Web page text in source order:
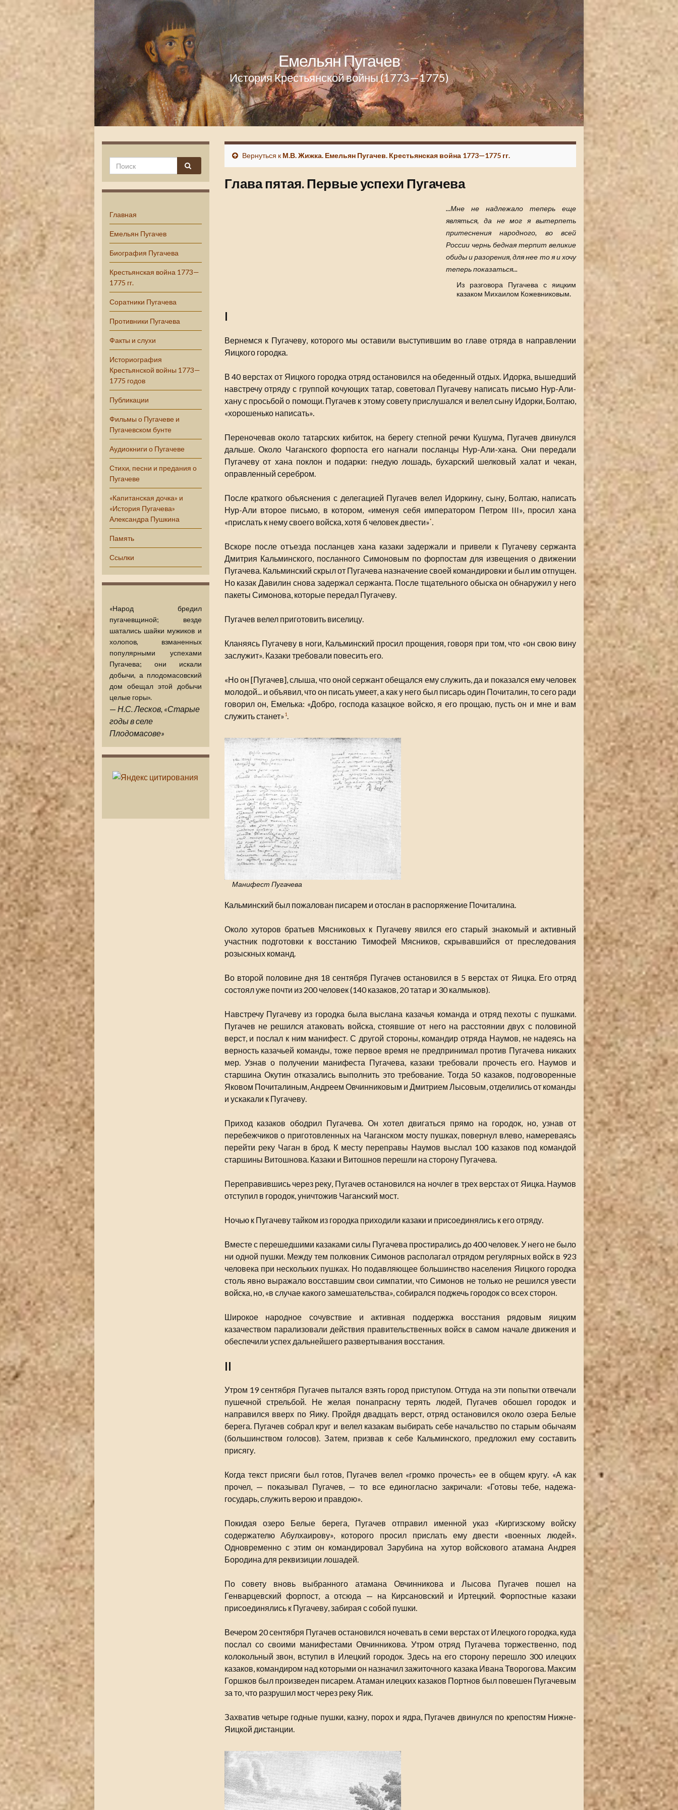
Емельян Пугачев
История Крестьянской войны (1773—1775)
Главная
Емельян Пугачев
Биография Пугачева
Крестьянская война 1773—
1775 гг.
Соратники Пугачева
Противники Пугачева
Факты и слухи
Историография
Крестьянской войны 1773—
1775 годов
Публикации
Фильмы о Пугачеве и
Пугачевском бунте
Аудиокниги о Пугачеве
Стихи, песни и предания о
Пугачеве
«Капитанская дочка» и
«История Пугачева»
Александра Пушкина
Память
Ссылки
«Народ бредил
пугачевщиной; везде
шатались шайки мужиков и
холопов, взманенных
популярными успехами
Пугачева; они искали
добычи, а плодомасовский
дом обещал этой добычи
целые горы».
— Н.С. Лесков, «Старые
годы в селе
Плодомасове»
Вернуться к М.В. Жижка. Емельян Пугачев. Крестьянская война 1773—1775 гг.
Глава пятая. Первые успехи Пугачева
...Мне не надлежало теперь еще
являться, да не мог я вытерпеть
притеснения народного, во всей
России чернь бедная терпит великие
обиды и разорения, для нее то я и хочу
теперь показаться...
Из разговора Пугачева с яицким
казаком Михаилом Кожевниковым.
I
Вернемся к Пугачеву, которого мы оставили выступившим во главе отряда в направлении
Яицкого городка.
В 40 верстах от Яицкого городка отряд остановился на обеденный отдых. Идорка, вышедший
навстречу отряду с группой кочующих татар, советовал Пугачеву написать письмо Нур-Али-
хану с просьбой о помощи. Пугачев к этому совету прислушался и велел сыну Идорки, Болтаю,
«хорошенько написать».
Переночевав около татарских кибиток, на берегу степной речки Кушума, Пугачев двинулся
дальше. Около Чаганского форпоста его нагнали посланцы Нур-Али-хана. Они передали
Пугачеву от хана поклон и подарки: гнедую лошадь, бухарский шелковый халат и чекан,
оправленный серебром.
После краткого объяснения с делегацией Пугачев велел Идоркину, сыну, Болтаю, написать
Нур-Али второе письмо, в котором, «именуя себя императором Петром III», просил хана
«прислать к нему своего войска, хотя б человек двести»*
Вскоре после отъезда посланцев хана казаки задержали и привели к Пугачеву сержанта
Дмитрия Кальминского, посланного Симоновым по форпостам для извещения о движении
Пугачева. Кальминский скрыл от Пугачева назначение своей командировки и был им отпущен.
Но казак Давилин снова задержал сержанта. После тщательного обыска он обнаружил у него
пакеты Симонова, которые передал Пугачеву.
Пугачев велел приготовить виселицу.
Кланяясь Пугачеву в ноги, Кальминский просил прощения, говоря при том, что «он свою вину
заслужит». Казаки требовали повесить его.
«Но он [Пугачев], слыша, что оной сержант обещался ему служить, да и показался ему человек
молодой... и объявил, что он писать умеет, а как у него был писарь один Почиталин, то сего ради
говорил он, Емелька: «Добро, господа казацкое войско, я его прощаю, пусть он и мне и вам
служить станет»1.
Манифест Пугачева
Кальминский был пожалован писарем и отослан в распоряжение Почиталина.
Около хуторов братьев Мясниковых к Пугачеву явился его старый знакомый и активный
участник подготовки к восстанию Тимофей Мясников, скрывавшийся от преследования
розыскных команд.
Во второй половине дня 18 сентября Пугачев остановился в 5 верстах от Яицка. Его отряд
состоял уже почти из 200 человек (140 казаков, 20 татар и 30 калмыков).
Навстречу Пугачеву из городка была выслана казачья команда и отряд пехоты с пушками.
Пугачев не решился атаковать войска, стоявшие от него на расстоянии двух с половиной
верст, и послал к ним манифест. С другой стороны, командир отряда Наумов, не надеясь на
верность казачьей команды, тоже первое время не предпринимал против Пугачева никаких
мер. Узнав о получении манифеста Пугачева, казаки требовали прочесть его. Наумов и
старшина Окутин отказались выполнить это требование. Тогда 50 казаков, подговоренные
Яковом Почиталиным, Андреем Овчинниковым и Дмитрием Лысовым, отделились от команды
и ускакали к Пугачеву.
Приход казаков ободрил Пугачева. Он хотел двигаться прямо на городок, но, узнав от
перебежчиков о приготовленных на Чаганском мосту пушках, повернул влево, намереваясь
перейти реку Чаган в брод. К месту переправы Наумов выслал 100 казаков под командой
старшины Витошнова. Казаки и Витошнов перешли на сторону Пугачева.
Переправившись через реку, Пугачев остановился на ночлег в трех верстах от Яицка. Наумов
отступил в городок, уничтожив Чаганский мост.
Ночью к Пугачеву тайком из городка приходили казаки и присоединялись к его отряду.
Вместе с перешедшими казаками силы Пугачева простирались до 400 человек. У него не было
ни одной пушки. Между тем полковник Симонов располагал отрядом регулярных войск в 923
человека при нескольких пушках. Но подавляющее большинство населения Яицкого городка
столь явно выражало восставшим свои симпатии, что Симонов не только не решился увести
войска, но, «в случае какого замешательства», собирался поджечь городок со всех сторон.
Широкое народное сочувствие и активная поддержка восстания рядовым яицким
казачеством парализовали действия правительственных войск в самом начале движения и
обеспечили успех дальнейшего развертывания восстания.
II
Утром 19 сентября Пугачев пытался взять город приступом. Оттуда на эти попытки отвечали
пушечной стрельбой. Не желая понапрасну терять людей, Пугачев обошел городок и
направился вверх по Яику. Пройдя двадцать верст, отряд остановился около озера Белые
берега. Пугачев собрал круг и велел казакам выбирать себе начальство по старым обычаям
(большинством голосов). Затем, призвав к себе Кальминского, предложил ему составить
присягу.
Когда текст присяги был готов, Пугачев велел «громко прочесть» ее в общем кругу. «А как
прочел, — показывал Пугачев, — то все единогласно закричали: «Готовы тебе, надежа-
государь, служить верою и правдою».
Покидая озеро Белые берега, Пугачев отправил именной указ «Киргизскому войску
содержателю Абулхаирову», которого просил прислать ему двести «военных людей».
Одновременно с этим он командировал Зарубина на хутор войскового атамана Андрея
Бородина для реквизиции лошадей.
По совету вновь выбранного атамана Овчинникова и Лысова Пугачев пошел на
Генварцевский форпост, а отсюда — на Кирсановский и Иртецкий. Форпостные казаки
присоединялись к Пугачеву, забирая с собой пушки.
Вечером 20 сентября Пугачев остановился ночевать в семи верстах от Илецкого городка, куда
послал со своими манифестами Овчинникова. Утром отряд Пугачева торжественно, под
колокольный звон, вступил в Илецкий городок. Здесь на его сторону перешло 300 илецких
казаков, командиром над которыми он назначил зажиточного казака Ивана Творогова. Максим
Горшков был произведен писарем. Атаман илецких казаков Портнов был повешен Пугачевым
за то, что разрушил мост через реку Яик.
Захватив четыре годные пушки, казну, порох и ядра, Пугачев двинулся по крепостям Нижне-
Яицкой дистанции.